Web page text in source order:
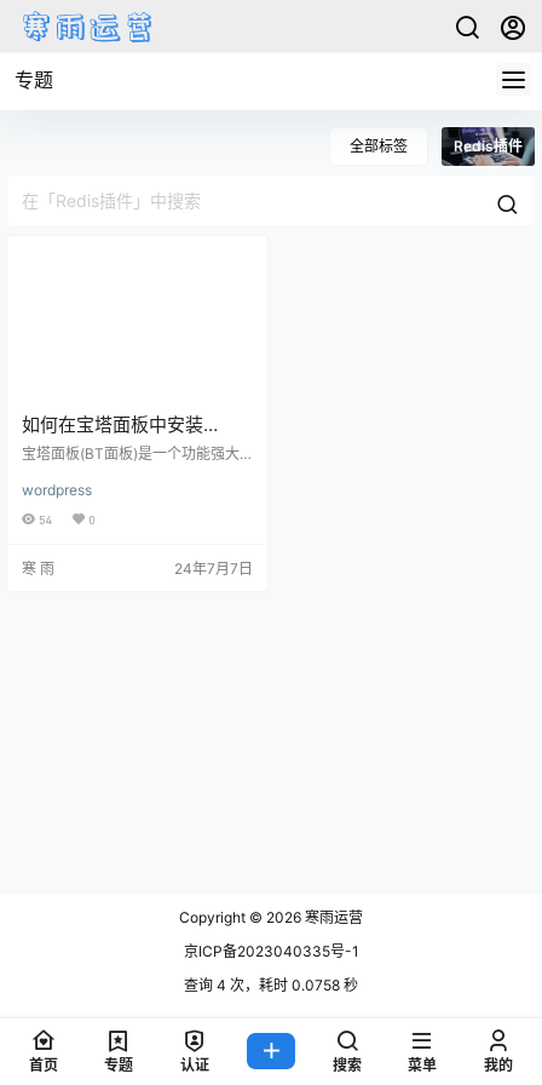
专题
全部标签 Redis插件
如何在宝塔面板中安装
WordPress，详细指南和最
宝塔面板(BT面板)是一个功能强大
器和网站管理的复杂任务。使用宝
塔面板，您可以轻松地在服务器上
塔面板中安装WordPress，并提供一
wordpress
54 0
寒 雨 24年7月7日
Copyright © 2026 寒雨运营
京ICP备2023040335号-1
查询 4 次，耗时 0.0758 秒
首页 专题 认证 搜索 菜单 我的